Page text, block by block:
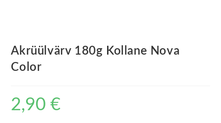
Akrüülvärv 180g Kollane Nova
Color
2,90€